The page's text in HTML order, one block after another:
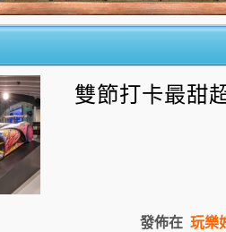
雙節打卡最
發佈在 玩樂